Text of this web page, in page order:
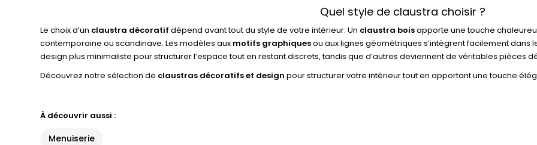
Quel style de claustra choisir ?
Le choix d’un claustra décoratif dépend avant tout du style de votre intérieur. Un claustra boisapporte une touche
contemporaine ou scandinave. Les modèles aux motifs graphiquesou aux lignes géométriques s’intègrent facilement
design plus minimaliste pour structurer l’espace tout en restant discrets, tandis que d’autres deviennent de véritables pièces
Découvrez notre sélection de claustras décoratifs et design pour structurer votre intérieur tout en apportant une touche
À découvrir aussi :
Menuiserie